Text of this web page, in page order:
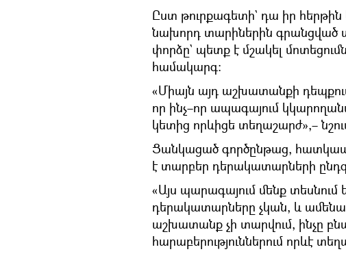
Ըստ թուրքագետի` դա իր հերթին
նախորդ տարիներին գրանցված
փորձը` պետք է մշակել
համակարգ։
«Միայն այդ աշխատանքի
որ ինչ–որ ապագայում
կետից որևիցե տեղաշարժ»,–
Ցանկացած գործընթաց,
է տարբեր դերակատարների
«Այս պարագայում մենք
դերակատարները չկան, և
աշխատանք չի տարվում, ինչը
հարաբերություններում որևէ